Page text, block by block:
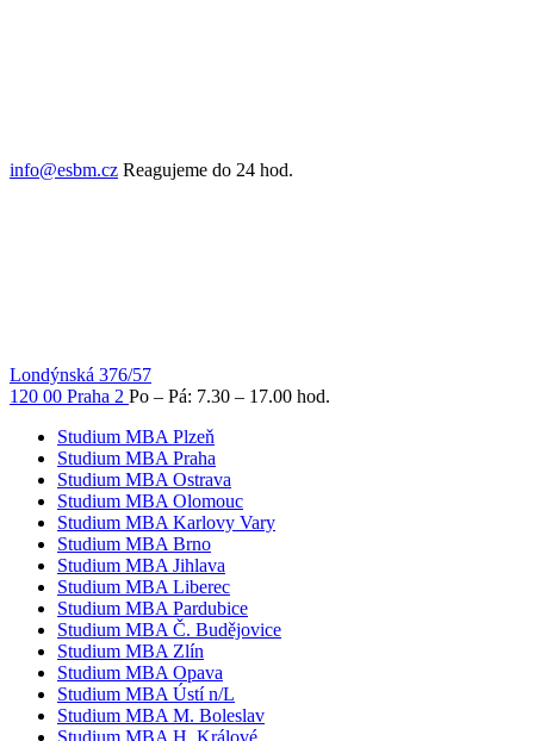
info@esbm.cz Reagujeme do 24 hod.
Londýnská 376/57
120 00 Praha 2 Po – Pá: 7.30 – 17.00 hod.
Studium MBA Plzeň
Studium MBA Praha
Studium MBA Ostrava
Studium MBA Olomouc
Studium MBA Karlovy Vary
Studium MBA Brno
Studium MBA Jihlava
Studium MBA Liberec
Studium MBA Pardubice
Studium MBA Č. Budějovice
Studium MBA Zlín
Studium MBA Opava
Studium MBA Ústí n/L
Studium MBA M. Boleslav
Studium MBA H. Králové